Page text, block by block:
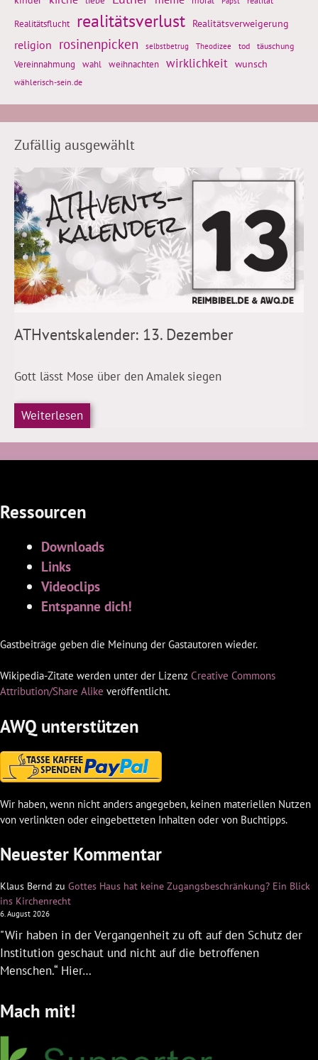
Realitätsflucht realitätsverlust Realitätsverweigerung
religion rosinenpicken selbstbetrug Theodizee tod täuschung
Vereinnahmung wahl weihnachten wirklichkeit wunsch
wählerisch-sein.de
Zufällig ausgewählt
ATHventskalender: 13. Dezember
Gott lässt Mose über den Amalek siegen
Weiterlesen
Ressourcen
Downloads
Links
Videoclips
Entspanne dich!
Gastbeiträge geben die Meinung der Gastautoren wieder.
Wikipedia-Zitate werden unter der Lizenz Creative Commons
Attribution/Share Alike veröffentlicht.
AWQ unterstützen
Wir haben, wenn nicht anders angegeben, keinen materiellen Nutzen
von verlinkten oder eingebetteten Inhalten oder von Buchtipps.
Neuester Kommentar
Klaus Bernd zu Gottes Haus hat keine Zugangsbeschränkung? Ein Blick
ins Kirchenrecht
6. August 2026
"Wir haben in der Vergangenheit zu oft auf den Schutz der
Institution geschaut und nicht auf die betroffenen
Menschen.“ Hier…
Mach mit!